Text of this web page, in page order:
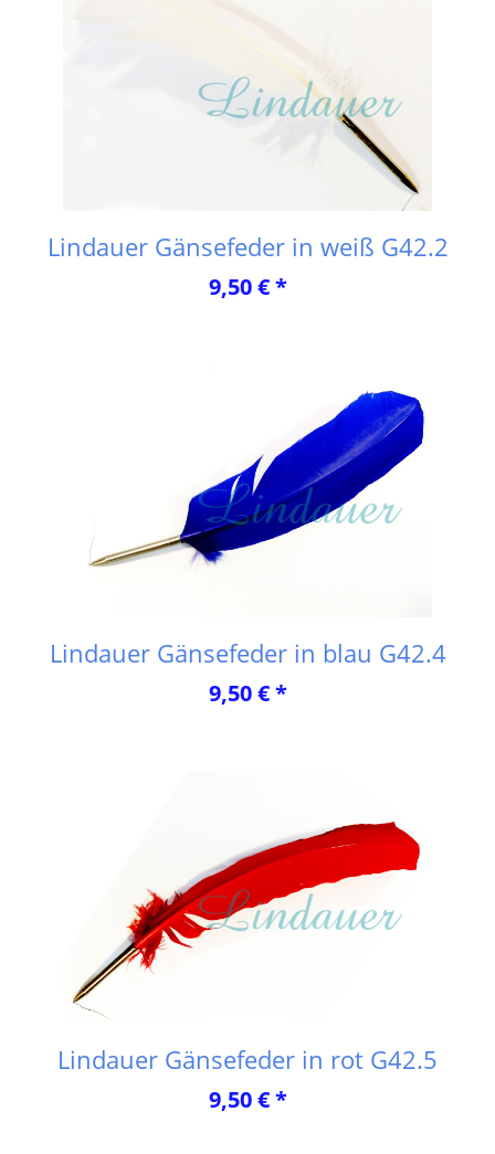
Lindauer Gänsefeder in weiß G42.2
9,50 € *
Lindauer Gänsefeder in blau G42.4
9,50 € *
Lindauer Gänsefeder in rot G42.5
9,50 € *